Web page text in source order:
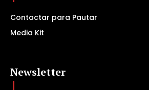
Contactar para Pautar
Media Kit
Newsletter